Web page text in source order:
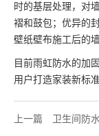
时的基层处理，对
褶和鼓包；优异的
壁纸壁布施工后的
目前雨虹防水的加
用户打造家装新标
上一篇 卫生间防